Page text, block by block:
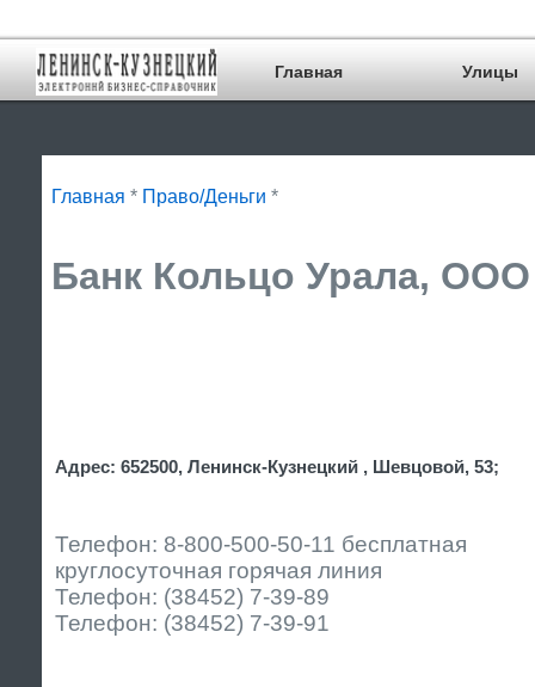
Главная Улицы
Главная * Право/Деньги *
Банк Кольцо Урала,
Адрес: 652500, Ленинск-Кузнецкий , Шевцовой, 53;
Телефон: 8-800-500-50-11 бесплатная
круглосуточная горячая линия
Телефон: (38452) 7-39-89
Телефон: (38452) 7-39-91